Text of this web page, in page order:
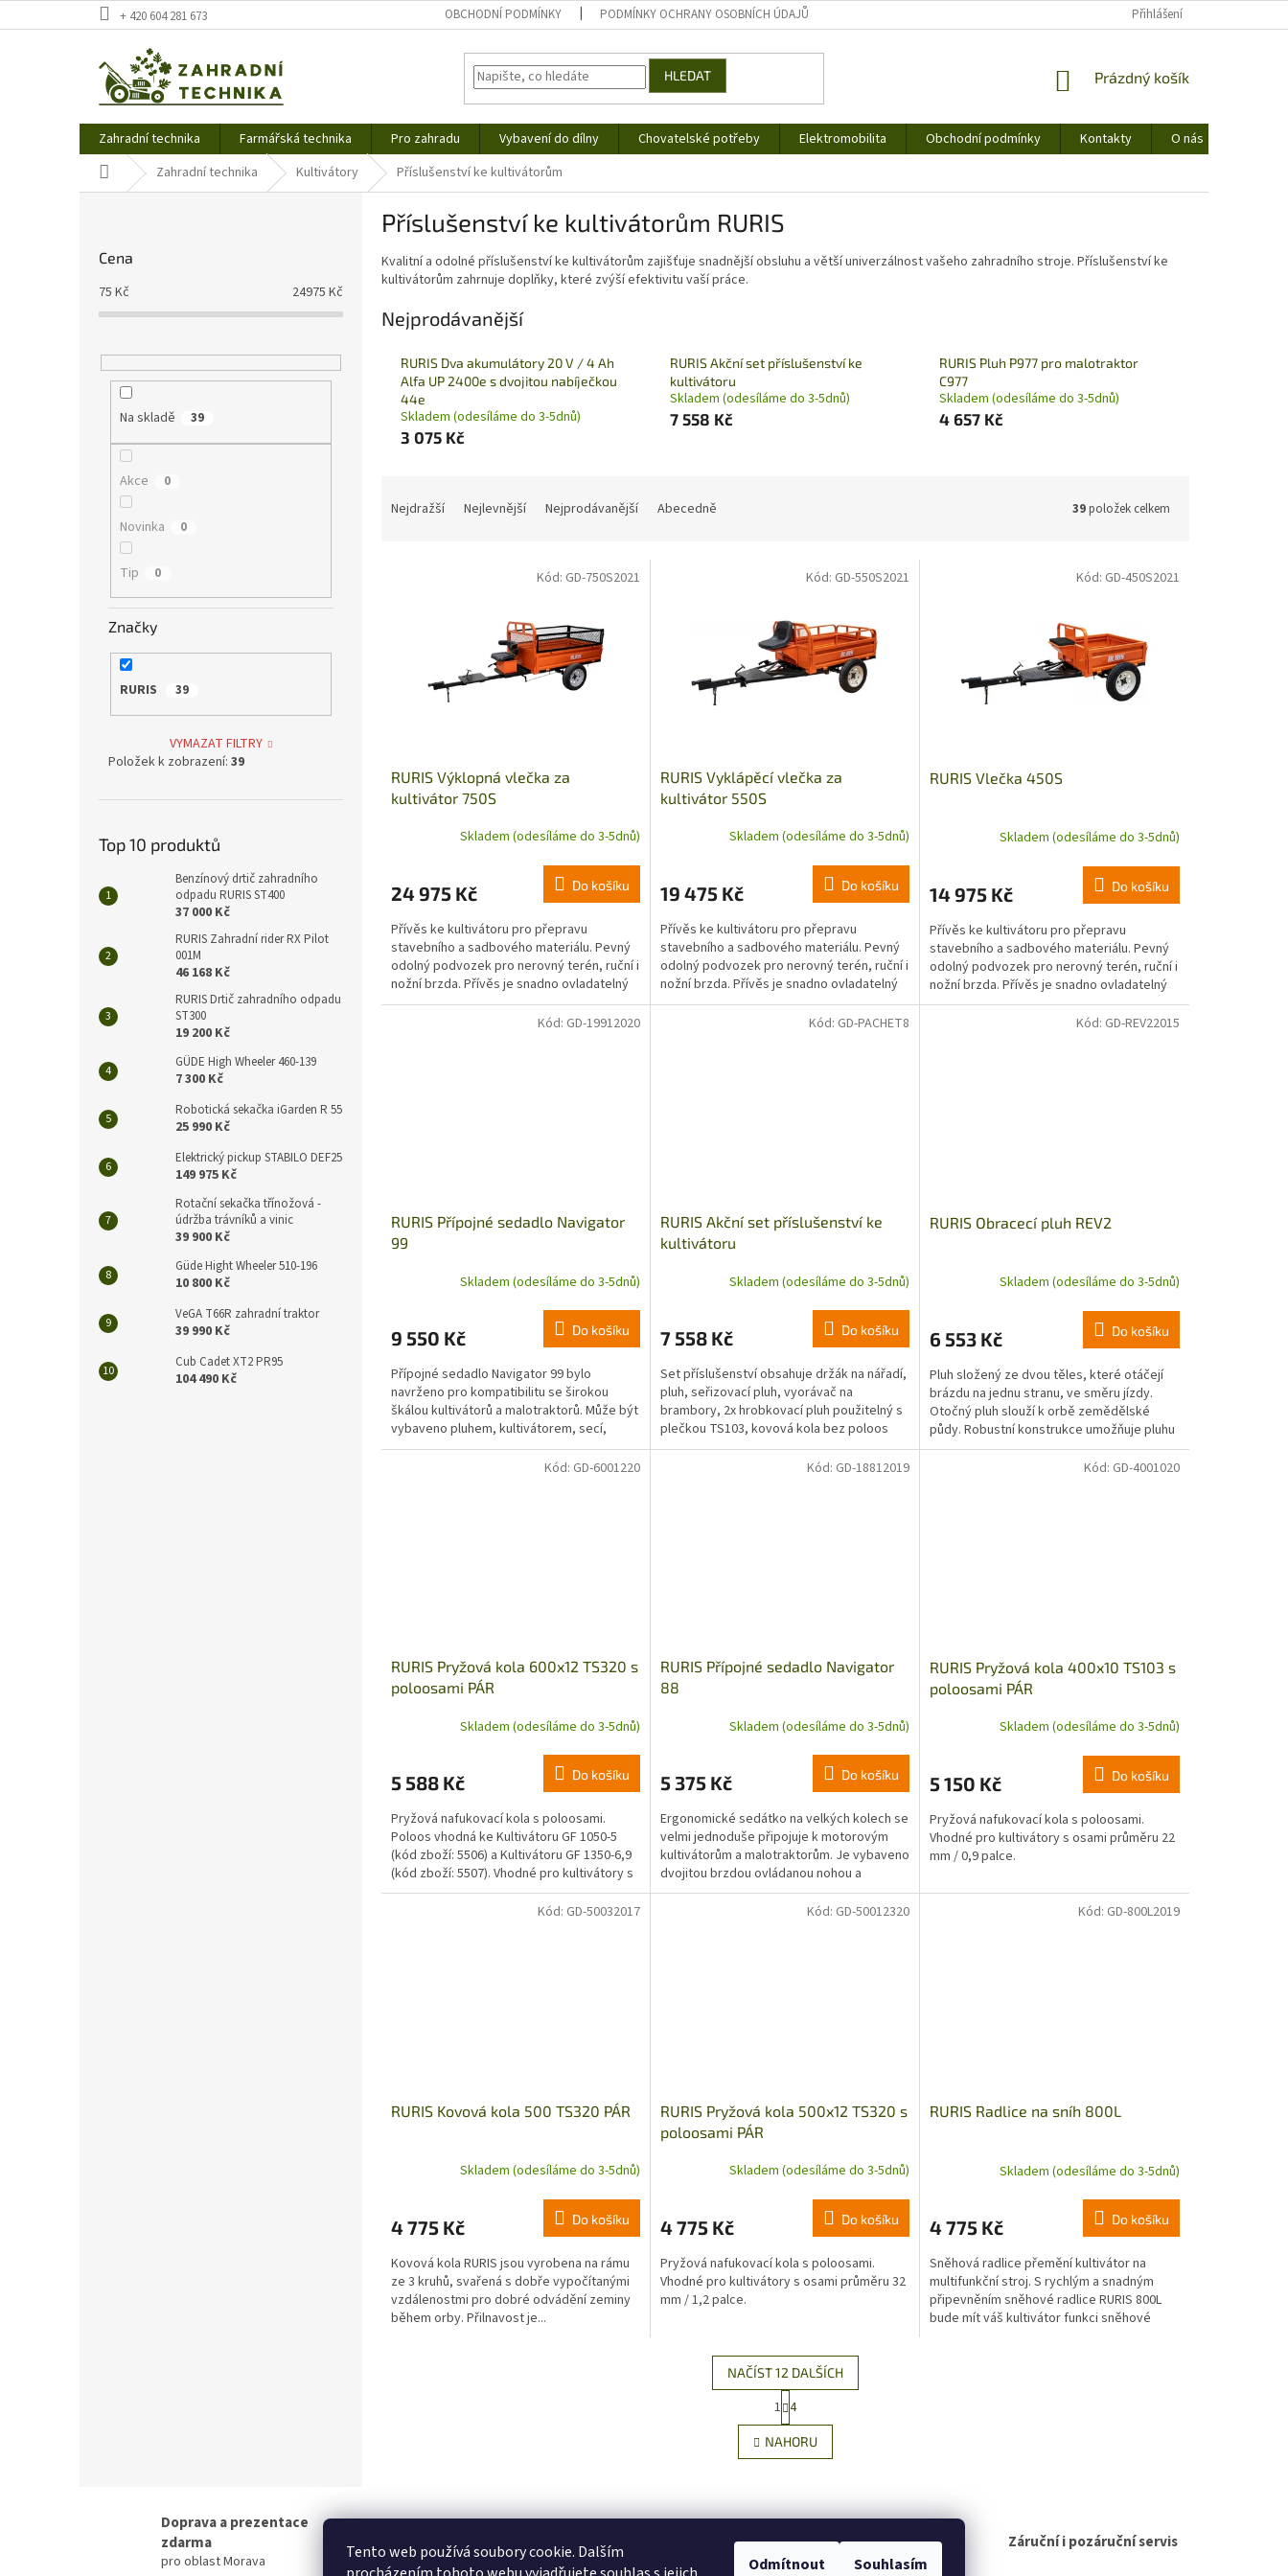
Tento web používá soubory cookie. Dalším
Odmítnout Souhlasím
na
+ 420 604 281 673 OBCHODNÍ PODMÍNKY PODMÍNKY OCHRANY OSOBNÍCH ÚDAJŮ Přihlášení
HLEDAT
NÁKUPNÍ
Prázdný košík
Zahradní technika Farmářská technika Pro zahradu Vybavení do dílny Chovatelské potřeby Elektromobilita Obchodní podmínky Kontakty
O nás
Domů Zahradní technika Kultivátory Příslušenství ke kultivátorům
Cena
75 Kč 24975 Kč
Na skladě 39
Akce 0
Novinka 0
Tip 0
Značky
RURIS 39
VYMAZAT FILTRY
Položek k zobrazení: 39
Top 10 produktů
Benzínový drtič zahradního
odpadu RURIS ST400
37 000 Kč
RURIS Zahradní rider RX Pilot
001M
46 168 Kč
RURIS Drtič zahradního odpadu
ST300
19 200 Kč
GÜDE High Wheeler 460-139
7 300 Kč
Robotická sekačka iGarden R 55
25 990 Kč
Elektrický pickup STABILO DEF25
149 975 Kč
Rotační sekačka třínožová -
údržba trávníků a vinic
39 900 Kč
Güde Hight Wheeler 510-196
10 800 Kč
VeGA T66R zahradní traktor
39 990 Kč
Cub Cadet XT2 PR95
104 490 Kč
Příslušenství ke kultivátorům RURIS
Kvalitní a odolné příslušenství ke kultivátorům zajišťuje snadnější obsluhu a větší univerzálnost vašeho zahradního stroje. Příslušenství ke
kultivátorům zahrnuje doplňky, které zvýší efektivitu vaší práce.
Nejprodávanější
RURIS Dva akumulátory 20 V / 4 Ah
Alfa UP 2400e s dvojitou nabíječkou
44e
Skladem (odesíláme do 3-5dnů)
3 075 Kč
RURIS Akční set příslušenství ke
kultivátoru
Skladem (odesíláme do 3-5dnů)
7 558 Kč
RURIS Pluh P977 pro malotraktor
C977
Skladem (odesíláme do 3-5dnů)
4 657 Kč
Nejdražší Nejlevnější Nejprodávanější Abecedně 39položek celkem
RURIS Výklopná vlečka za
kultivátor 750S
Skladem (odesíláme do 3-5dnů)
24 975 Kč Do košíku
Přívěs ke kultivátoru pro přepravu
stavebního a sadbového materiálu. Pevný
odolný podvozek pro nerovný terén, ruční i
nožní brzda. Přívěs je snadno ovladatelný
díky ručnímu...
Kód: GD-750S2021
RURIS Vyklápěcí vlečka za
kultivátor 550S
Skladem (odesíláme do 3-5dnů)
19 475 Kč Do košíku
Přívěs ke kultivátoru pro přepravu
stavebního a sadbového materiálu. Pevný
odolný podvozek pro nerovný terén, ruční i
nožní brzda. Přívěs je snadno ovladatelný
díky ručnímu...
Kód: GD-550S2021
RURIS Vlečka 450S
Skladem (odesíláme do 3-5dnů)
14 975 Kč Do košíku
Přívěs ke kultivátoru pro přepravu
stavebního a sadbového materiálu. Pevný
odolný podvozek pro nerovný terén, ruční i
nožní brzda. Přívěs je snadno ovladatelný
díky ručnímu...
Kód: GD-450S2021
RURIS Přípojné sedadlo Navigator
99
Skladem (odesíláme do 3-5dnů)
9 550 Kč Do košíku
Přípojné sedadlo Navigator 99 bylo
navrženo pro kompatibilitu se širokou
škálou kultivátorů a malotraktorů. Může být
vybaveno pluhem, kultivátorem, secí,
sazečem brambor,...
Kód: GD-19912020
RURIS Akční set příslušenství ke
kultivátoru
Skladem (odesíláme do 3-5dnů)
7 558 Kč Do košíku
Set příslušenství obsahuje držák na nářadí,
pluh, seřizovací pluh, vyorávač na
brambory, 2x hrobkovací pluh použitelný s
plečkou TS103, kovová kola bez poloos
400.
Kód: GD-PACHET8
RURIS Obracecí pluh REV2
Skladem (odesíláme do 3-5dnů)
6 553 Kč Do košíku
Pluh složený ze dvou těles, které otáčejí
brázdu na jednu stranu, ve směru jízdy.
Otočný pluh slouží k orbě zemědělské
půdy. Robustní konstrukce umožňuje pluhu
převrátit velkou...
Kód: GD-REV22015
RURIS Pryžová kola 600x12 TS320 s
poloosami PÁR
Skladem (odesíláme do 3-5dnů)
5 588 Kč Do košíku
Pryžová nafukovací kola s poloosami.
Poloos vhodná ke Kultivátoru GF 1050-5
(kód zboží: 5506) a Kultivátoru GF 1350-6,9
(kód zboží: 5507). Vhodné pro kultivátory s
osami průměru...
Kód: GD-6001220
RURIS Přípojné sedadlo Navigator
88
Skladem (odesíláme do 3-5dnů)
5 375 Kč Do košíku
Ergonomické sedátko na velkých kolech se
velmi jednoduše připojuje k motorovým
kultivátorům a malotraktorům. Je vybaveno
dvojitou brzdou ovládanou nohou a
úložným prostorem...
Kód: GD-18812019
RURIS Pryžová kola 400x10 TS103 s
poloosami PÁR
Skladem (odesíláme do 3-5dnů)
5 150 Kč Do košíku
Pryžová nafukovací kola s poloosami.
Vhodné pro kultivátory s osami průměru 22
mm / 0,9 palce.
Kód: GD-4001020
RURIS Kovová kola 500 TS320 PÁR
Skladem (odesíláme do 3-5dnů)
4 775 Kč Do košíku
Kovová kola RURIS jsou vyrobena na rámu
ze 3 kruhů, svařená s dobře vypočítanými
vzdálenostmi pro dobré odvádění zeminy
během orby. Přilnavost je...
Kód: GD-50032017
RURIS Pryžová kola 500x12 TS320 s
poloosami PÁR
Skladem (odesíláme do 3-5dnů)
4 775 Kč Do košíku
Pryžová nafukovací kola s poloosami.
Vhodné pro kultivátory s osami průměru 32
mm / 1,2 palce.
Kód: GD-50012320
RURIS Radlice na sníh 800L
Skladem (odesíláme do 3-5dnů)
4 775 Kč Do košíku
Sněhová radlice přemění kultivátor na
multifunkční stroj. S rychlým a snadným
připevněním sněhové radlice RURIS 800L
bude mít váš kultivátor funkci sněhové
Kód: GD-800L2019
O
v
l
a
c
í
p
NAČÍST 12 DALŠÍCH
t
r
á
n
v
n
í
1 4
NAHORU
Doprava a prezentace
zdarma
pro oblast Morava
a profesionální přístup
použití
Záruční i pozáruční servis